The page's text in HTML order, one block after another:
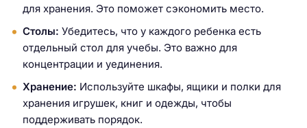
для хранения. Это поможет сэкономить место.
Столы: Убедитесь, что у каждого ребенка есть
отдельный стол для учебы. Это важно для
концентрации и уединения.
Хранение: Используйте шкафы, ящики и полки для
хранения игрушек, книг и одежды, чтобы
поддерживать порядок.